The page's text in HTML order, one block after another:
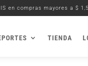
en compras mayores a $
TIENDA